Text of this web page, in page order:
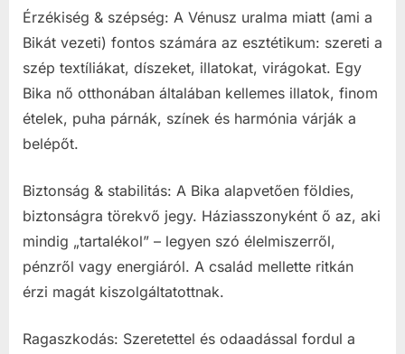
Érzékiség & szépség: A Vénusz uralma miatt (ami a
Bikát vezeti) fontos számára az esztétikum: szereti a
szép textíliákat, díszeket, illatokat, virágokat. Egy
Bika nő otthonában általában kellemes illatok, finom
ételek, puha párnák, színek és harmónia várják a
belépőt.
Biztonság & stabilitás: A Bika alapvetően földies,
biztonságra törekvő jegy. Háziasszonyként ő az, aki
mindig „tartalékol” – legyen szó élelmiszerről,
pénzről vagy energiáról. A család mellette ritkán
érzi magát kiszolgáltatottnak.
Ragaszkodás: Szeretettel és odaadással fordul a